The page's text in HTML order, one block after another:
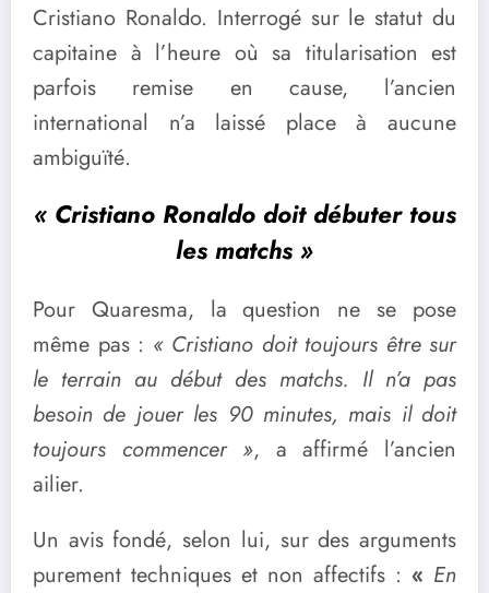
Cristiano Ronaldo. Interrogé sur le statut du
capitaine à l’heure où sa titularisation est
parfois remise en cause, l’ancien
international n’a laissé place à aucune
ambiguïté.
« Cristiano Ronaldo doit débuter tous
les matchs »
Pour Quaresma, la question ne se pose
même pas : « Cristiano doit toujours être sur
le terrain au début des matchs. Il n’a pas
besoin de jouer les 90 minutes, mais il doit
toujours commencer », a affirmé l’ancien
ailier.
Un avis fondé, selon lui, sur des arguments
purement techniques et non affectifs : « En